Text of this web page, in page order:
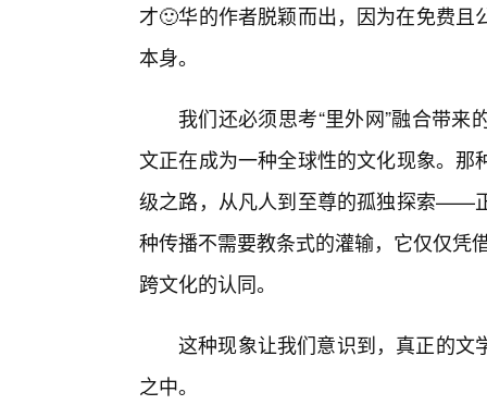
才🙂华的作者脱颖而出，因为在免费
本身。
我们还必须思考“里外网”融合带
文正在成为一种全球性的文化现象。
级之路，从凡人到至尊的孤独探索——
种传播不需要教条式的灌输，它仅仅凭
跨文化的认同。
这种现象让我们意识到，真正的文
之中。